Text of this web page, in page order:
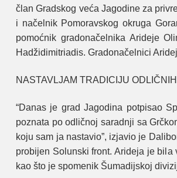
član Gradskog veća Jagodine za
i načelnik Pomoravskog okruga
pomoćnik gradonačelnika Arideje
Hadžidimitriadis. Gradonačelnici
NASTAVLJAM TRADICIJU
“Danas je grad Jagodina potpisao
poznata po odličnoj saradnji sa
koju sam ja nastavio”, izjavio je
probijen Solunski front. Arideja je
kao što je spomenik Šumadijskoj